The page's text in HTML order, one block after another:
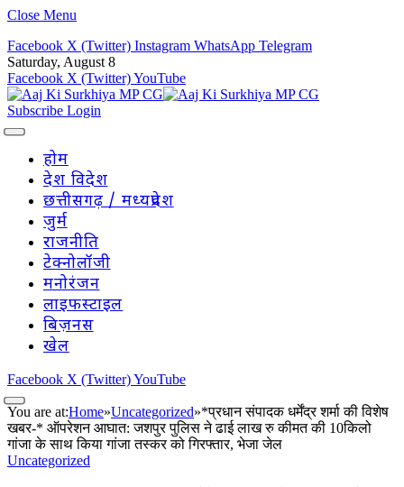
Close Menu
Facebook X (Twitter) Instagram WhatsApp Telegram
Saturday, August 8
Facebook X (Twitter)YouTube
Subscribe Login
होम
देश विदेश
छत्तीसगढ़ / मध्यप्रदेश
जुर्म
राजनीति
टेक्नोलॉजी
मनोरंजन
लाइफस्टाइल
बिज़नस
खेल
Facebook X (Twitter)YouTube
You are at:Home»Uncategorized»*प्रधान संपादक धर्मेंद्र शर्मा की विशेष
खबर-* ऑपरेशन आघात: जशपुर पुलिस ने ढाई लाख रु कीमत की 10किलो
गांजा के साथ किया गांजा तस्कर को गिरफ्तार, भेजा जेल
Uncategorized